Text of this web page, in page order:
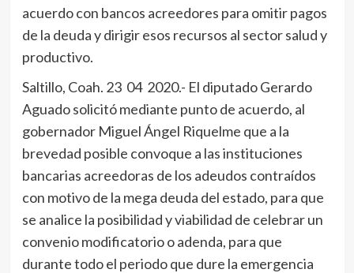
acuerdo con bancos acreedores para omitir pagos
de la deuda y dirigir esos recursos al sector salud y
productivo.
Saltillo, Coah. 23 04 2020.- El diputado Gerardo
Aguado solicitó mediante punto de acuerdo, al
gobernador Miguel Ángel Riquelme que a la
brevedad posible convoque a las instituciones
bancarias acreedoras de los adeudos contraídos
con motivo de la mega deuda del estado, para que
se analice la posibilidad y viabilidad de celebrar un
convenio modificatorio o adenda, para que
durante todo el periodo que dure la emergencia